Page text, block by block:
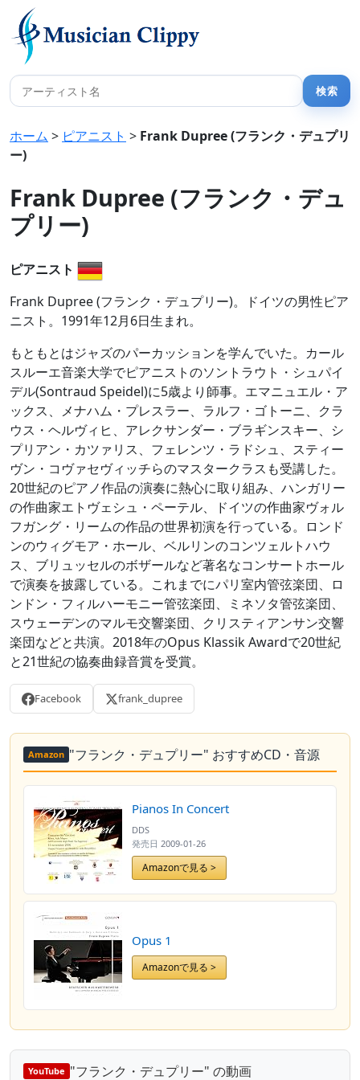
ホーム > ピアニスト > Frank Dupree (フランク・デュプリ
ー)
Frank Dupree (フランク・デュ
プリー)
ピアニスト
Frank Dupree (フランク・デュプリー)。ドイツの男性ピア
ニスト。1991年12月6日生まれ。
もともとはジャズのパーカッションを学んでいた。カール
スルーエ音楽大学でピアニストのソントラウト・シュパイ
デル(Sontraud Speidel)に5歳より師事。エマニュエル・ア
ックス、メナハム・プレスラー、ラルフ・ゴトーニ、クラ
ウス・ヘルヴィヒ、アレクサンダー・ブラギンスキー、シ
プリアン・カツァリス、フェレンツ・ラドシュ、スティー
ヴン・コヴァセヴィッチらのマスタークラスも受講した。
20世紀のピアノ作品の演奏に熱心に取り組み、ハンガリー
の作曲家エトヴェシュ・ペーテル、ドイツの作曲家ヴォル
フガング・リームの作品の世界初演を行っている。ロンド
ンのウィグモア・ホール、ベルリンのコンツェルトハウ
ス、ブリュッセルのボザールなど著名なコンサートホール
で演奏を披露している。これまでにパリ室内管弦楽団、ロ
ンドン・フィルハーモニー管弦楽団、ミネソタ管弦楽団、
スウェーデンのマルモ交響楽団、クリスティアンサン交響
楽団などと共演。2018年のOpus Klassik Awardで20世紀
と21世紀の協奏曲録音賞を受賞。
Facebook frank_dupree
Amazon "フランク・デュプリー" おすすめCD・音源
Pianos In Concert
DDS
発売日 2009-01-26
Amazonで見る >
Opus 1
Amazonで見る >
YouTube "フランク・デュプリー" の動画